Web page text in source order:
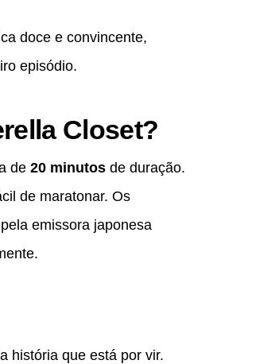
doce e convincente,
episódio.
Closet?
de 20 minutosde duração.
de maratonar. Os
emissora japonesa
história que está por vir.